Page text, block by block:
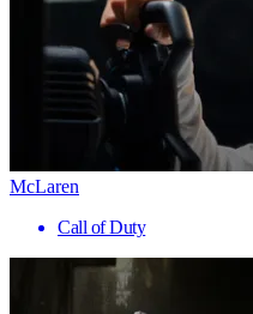
McLaren
Call of Duty